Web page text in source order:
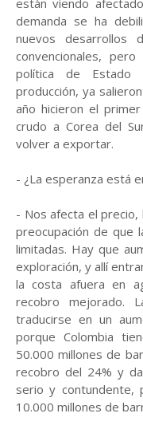
están viendo
demanda se ha
nuevos desarrollos
convencionales,
política de Estado
producción, ya
año hicieron el
crudo a Corea del
volver a exportar.
- ¿La esperanza está
- Nos afecta el precio,
preocupación de que
limitadas. Hay que
exploración, y allí
la costa afuera en
recobro mejorado.
traducirse en un
porque Colombia
50.000 millones de
recobro del 24% y
serio y contundente,
10.000 millones de